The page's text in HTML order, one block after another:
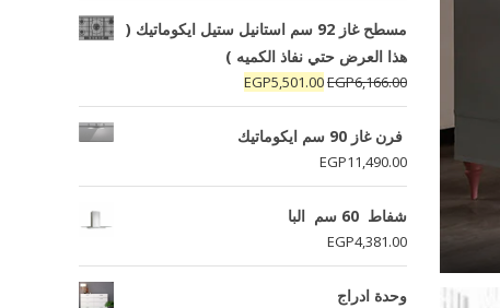
مسطح غاز 92 سم استانيل ستيل ايكوماتيك (
هذا العرض حتي نفاذ الكميه )
EGP6,166.00
السعر
الأصلي
هو:
EGP6,166.00.
EGP5,501.00
السعر
الحالي
هو:
فرن غاز 90 سم ايكوماتيك
EGP11,490.00
شفاط 60 سم البا
EGP4,381.00
وحدة ادراج